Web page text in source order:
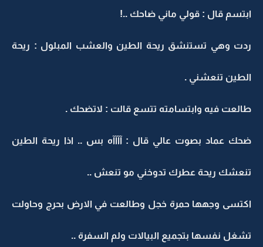
ابتسم قال : قولي ماني ضاحك ..!
ردت وهي تستنشق ريحة الطين والعشب المبلول : ريحة
الطين تنعشني .
طالعت فيه وابتسامته تتسع قالت : لاتضحك .
ضحك عماد بصوت عالي قال : آآآآه بس .. اذا ريحة الطين
تنعشك ريحة عطرك تدوخني مو تنعش ..
اكتسى وجهها حمرة خجل وطالعت في الارض بحرج وحاولت
تشغل نفسها بتجميع البيالات ولم السفرة ..